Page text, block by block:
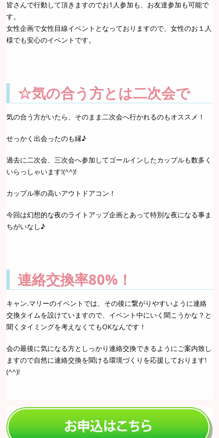
皆さんで行動して頂きますのでお1人参加も、お友達参加も可能で
す。
女性企画で女性目線イベントとなっておりますので、女性のお１人
様でも安心のイベントです。
☆気の合う方とは二次会で
気の合う方がいたら、そのまま二次会へ行かれるのもオススメ！
せっかく出会ったのも縁♪
過去に二次会、三次会へ参加してゴールインしたカップルも数多く
いらっしゃいます!(^^)!
カップル率の高いアウトドアコン！
今回は幻想的な夜のライトアップ企画とあって特別な夜になる事ま
ちがいなし♪
連絡交換率80%！
キャン.マリーのイベントでは、その後に繋がりやすいように連絡
交換タイムを設けていますので、イベント中にいく聞こうかな？と
聞くタイミングを考えなくてもOKなんです！
会の最後に気になる方としっかり連絡交換できるようにご案内致し
ますので自然に連絡交換を聞ける環境づくりを応援しております!
(^^)!